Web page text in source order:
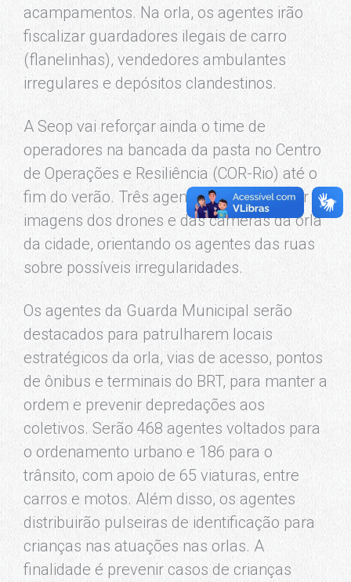
acampamentos. Na orla, os agentes irão
fiscalizar guardadores ilegais de carro
(flanelinhas), vendedores ambulantes
irregulares e depósitos clandestinos.
A Seop vai reforçar ainda o time de
operadores na bancada da pasta no Centro
de Operações e Resiliência (COR-Rio) até o
fim do verão. Três agentes vão monitorar
imagens dos drones e das câmeras da orla
da cidade, orientando os agentes das ruas
sobre possíveis irregularidades.
Os agentes da Guarda Municipal serão
destacados para patrulharem locais
estratégicos da orla, vias de acesso, pontos
de ônibus e terminais do BRT, para manter a
ordem e prevenir depredações aos
coletivos. Serão 468 agentes voltados para
o ordenamento urbano e 186 para o
trânsito, com apoio de 65 viaturas, entre
carros e motos. Além disso, os agentes
distribuirão pulseiras de identificação para
crianças nas atuações nas orlas. A
finalidade é prevenir casos de crianças